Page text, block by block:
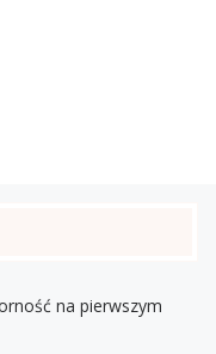
na pierwszym